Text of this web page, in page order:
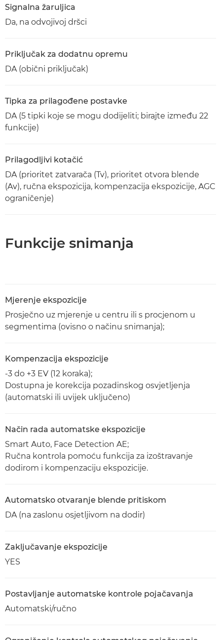
Signalna žaruljica
Da, na odvojivoj dršci
Priključak za dodatnu opremu
DA (obični priključak)
Tipka za prilagođene postavke
DA (5 tipki koje se mogu dodijeliti; birajte između 22
funkcije)
Prilagodljivi kotačić
DA (prioritet zatvarača (Tv), prioritet otvora blende
(Av), ručna ekspozicija, kompenzacija ekspozicije, AGC
ograničenje)
Funkcije snimanja
Mjerenje ekspozicije
Prosječno uz mjerenje u centru ili s procjenom u
segmentima (ovisno o načinu snimanja);
Kompenzacija ekspozicije
-3 do +3 EV (12 koraka);
Dostupna je korekcija pozadinskog osvjetljenja
(automatski ili uvijek uključeno)
Način rada automatske ekspozicije
Smart Auto, Face Detection AE;
Ručna kontrola pomoću funkcija za izoštravanje
dodirom i kompenzaciju ekspozicije.
Automatsko otvaranje blende pritiskom
DA (na zaslonu osjetljivom na dodir)
Zaključavanje ekspozicije
YES
Postavljanje automatske kontrole pojačavanja
Automatski/ručno